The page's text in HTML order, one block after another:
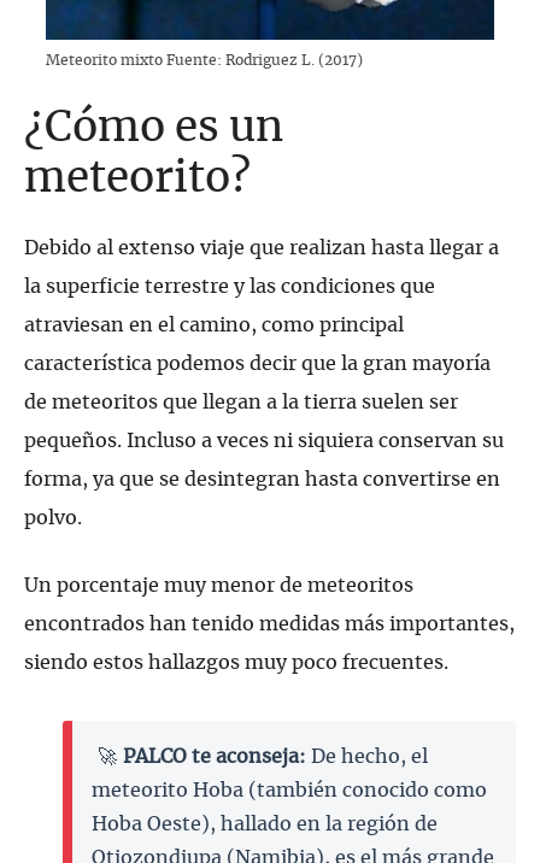
Meteorito mixto Fuente: Rodriguez L. (2017)
¿Cómo es un
meteorito?
Debido al extenso viaje que realizan hasta llegar a
la superficie terrestre y las condiciones que
atraviesan en el camino, como principal
característica podemos decir que la gran mayoría
de meteoritos que llegan a la tierra suelen ser
pequeños. Incluso a veces ni siquiera conservan su
forma, ya que se desintegran hasta convertirse en
polvo.
Un porcentaje muy menor de meteoritos
encontrados han tenido medidas más importantes,
siendo estos hallazgos muy poco frecuentes.
🚀 PALCO te aconseja: De hecho, el
meteorito Hoba (también conocido como
Hoba Oeste), hallado en la región de
Otjozondjupa (Namibia), es el más grande